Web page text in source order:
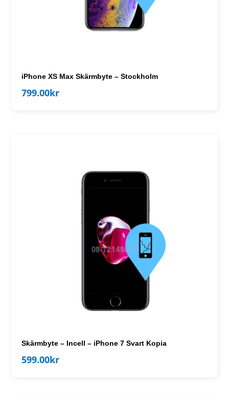
iPhone XS Max Skärmbyte – Stockholm
799.00kr
Skärmbyte – Incell – iPhone 7 Svart Kopia
599.00kr